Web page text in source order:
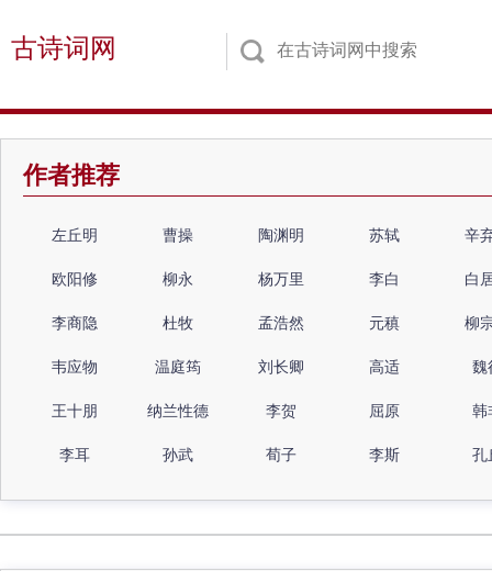
古诗词网
作者推荐
左丘明 曹操 陶渊明 苏轼 辛
欧阳修 柳永 杨万里 李白 白
李商隐 杜牧 孟浩然 元稹 柳
韦应物 温庭筠 刘长卿 高适 魏
王十朋 纳兰性德 李贺 屈原 韩
李耳 孙武 荀子 李斯 孔